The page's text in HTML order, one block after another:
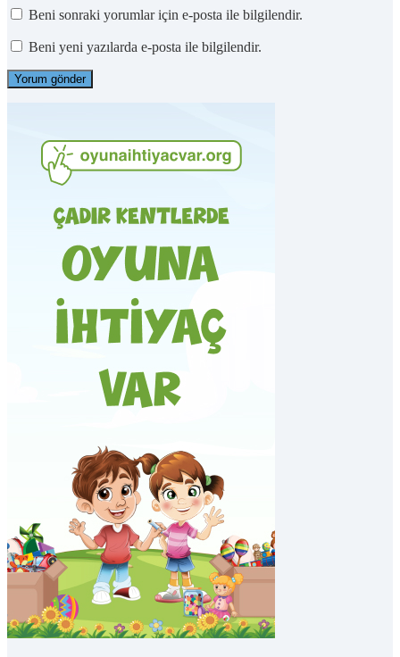
Beni sonraki yorumlar için e-posta ile bilgilendir.
Beni yeni yazılarda e-posta ile bilgilendir.